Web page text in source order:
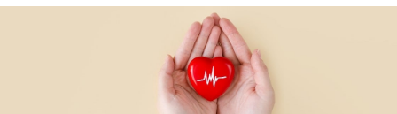
2025.7.21
播道医院手机App已推出查阅病歷记录及求诊资料功能，请即下载